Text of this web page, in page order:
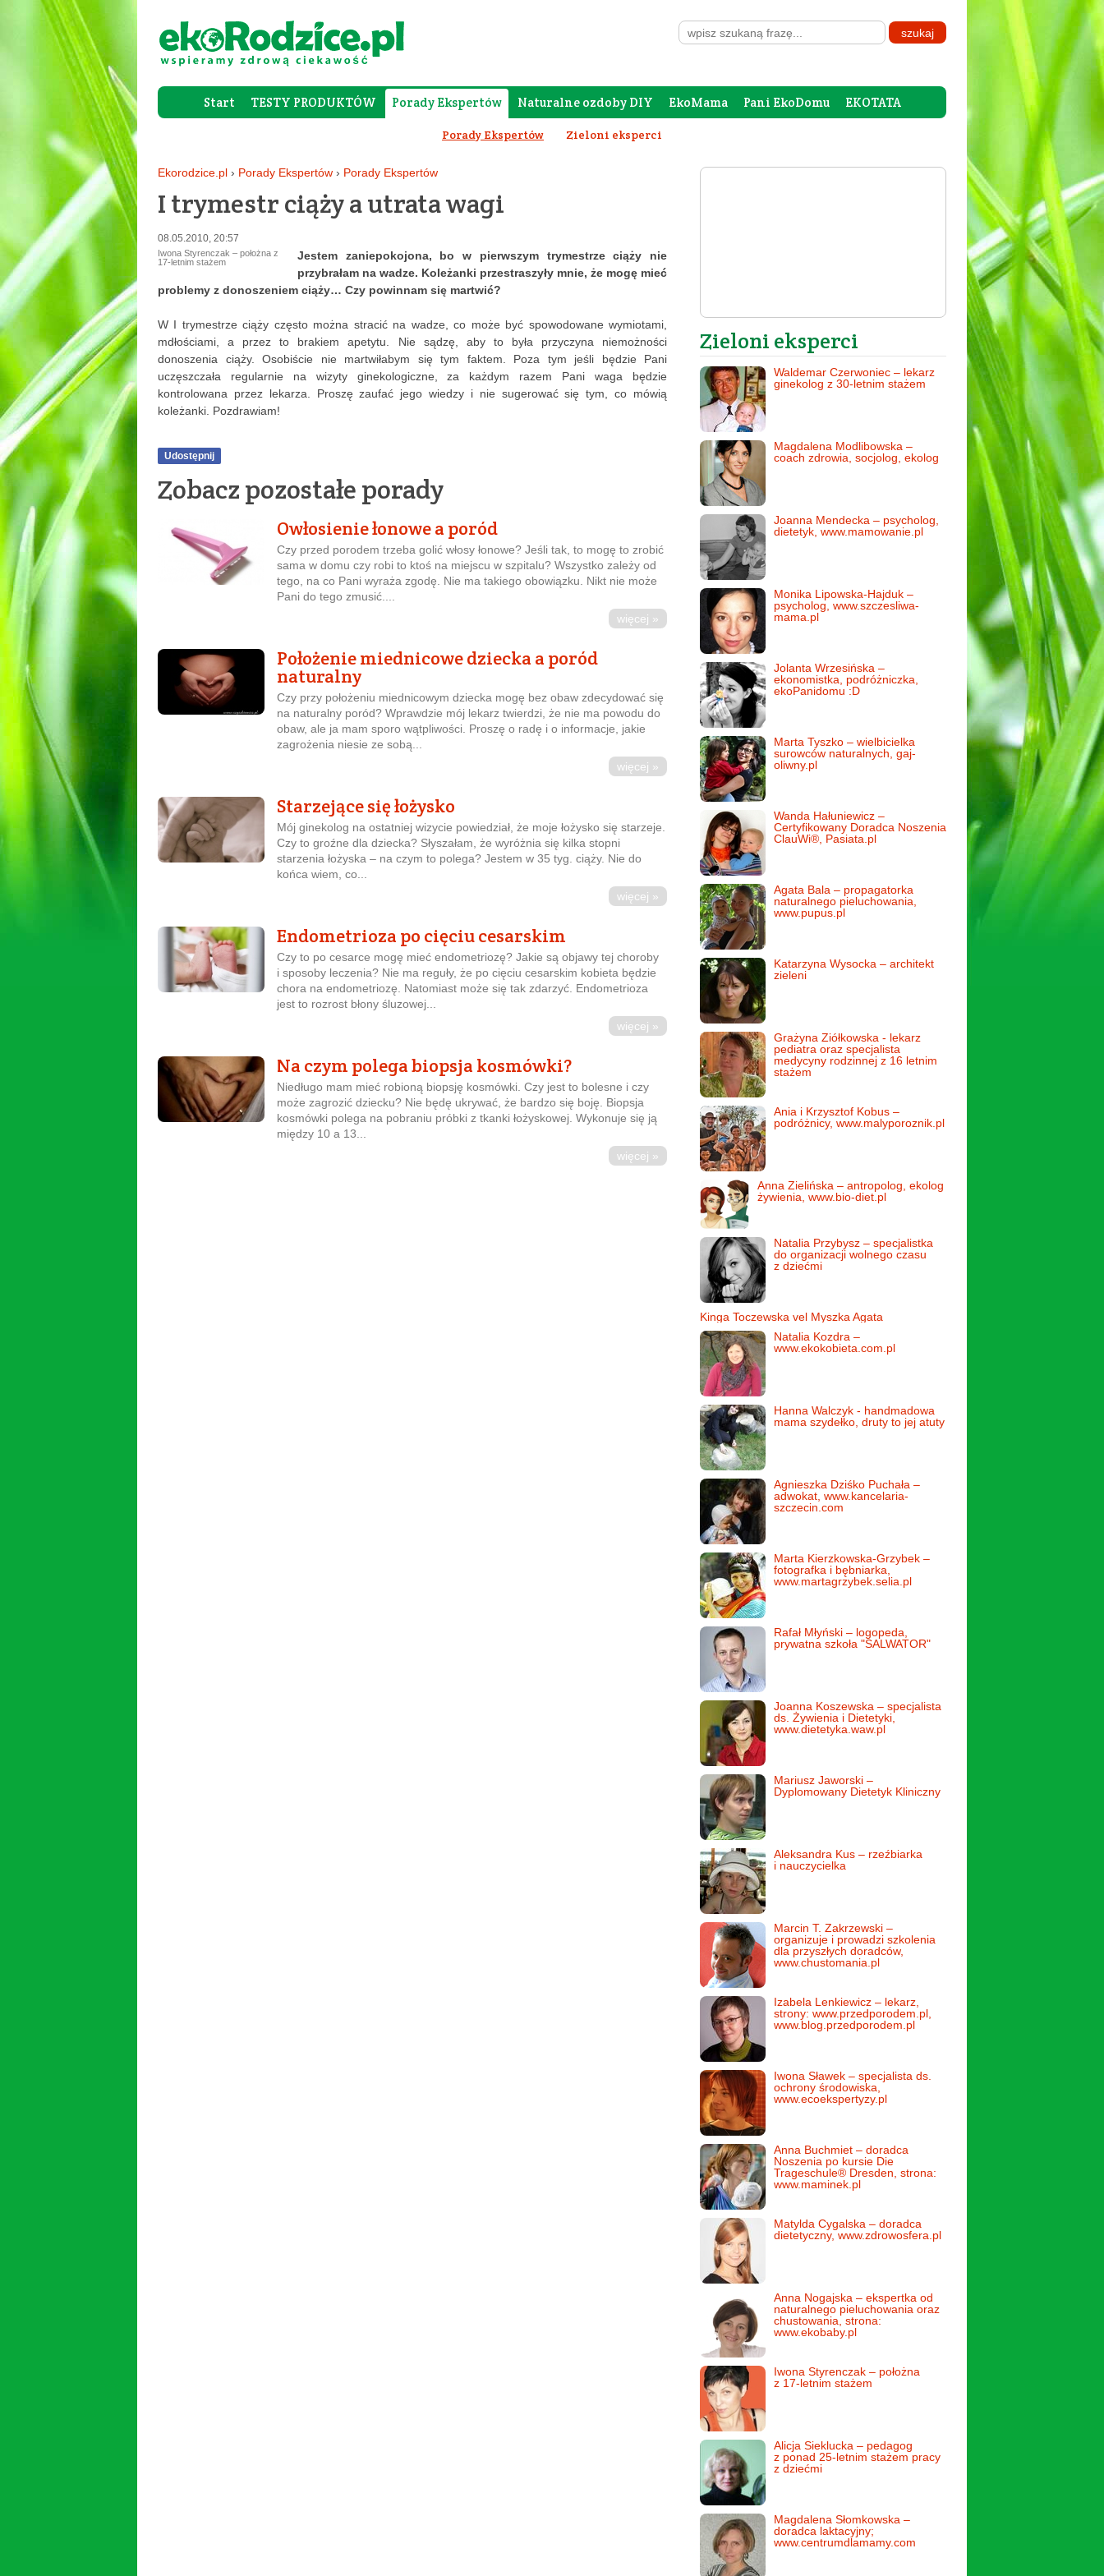
Start TESTY PRODUKTÓW Porady Ekspertów Naturalne ozdoby DIY EkoMama Pani EkoDomu EKOTATA
Forum Rodziców Galeria Szafing
Porady Ekspertów Zieloni eksperci
Ekorodzice.pl › Porady Ekspertów › Porady Ekspertów
I trymestr ciąży a utrata wagi
08.05.2010, 20:57
Iwona Styrenczak – położna z
17-letnim stażem
Jestem zaniepokojona, bo w pierwszym trymestrze ciąży nie
przybrałam na wadze. Koleżanki przestraszyły mnie, że mogę mieć
problemy z donoszeniem ciąży… Czy powinnam się martwić?
W I trymestrze ciąży często można stracić na wadze, co może być spowodowane wymiotami,
mdłościami, a przez to brakiem apetytu. Nie sądzę, aby to była przyczyna niemożności
donoszenia ciąży. Osobiście nie martwiłabym się tym faktem. Poza tym jeśli będzie Pani
uczęszczała regularnie na wizyty ginekologiczne, za każdym razem Pani waga będzie
kontrolowana przez lekarza. Proszę zaufać jego wiedzy i nie sugerować się tym, co mówią
koleżanki. Pozdrawiam!
Udostępnij
Zobacz pozostałe porady
Owłosienie łonowe a poród
Czy przed porodem trzeba golić włosy łonowe? Jeśli tak, to mogę to zrobić
sama w domu czy robi to ktoś na miejscu w szpitalu? Wszystko zależy od
tego, na co Pani wyraża zgodę. Nie ma takiego obowiązku. Nikt nie może
Pani do tego zmusić....
więcej »
Położenie miednicowe dziecka a poród
naturalny
Czy przy położeniu miednicowym dziecka mogę bez obaw zdecydować się
na naturalny poród? Wprawdzie mój lekarz twierdzi, że nie ma powodu do
obaw, ale ja mam sporo wątpliwości. Proszę o radę i o informacje, jakie
zagrożenia niesie ze sobą...
więcej »
Starzejące się łożysko
Mój ginekolog na ostatniej wizycie powiedział, że moje łożysko się starzeje.
Czy to groźne dla dziecka? Słyszałam, że wyróżnia się kilka stopni
starzenia łożyska – na czym to polega? Jestem w 35 tyg. ciąży. Nie do
końca wiem, co...
więcej »
Endometrioza po cięciu cesarskim
Czy to po cesarce mogę mieć endometriozę? Jakie są objawy tej choroby
i sposoby leczenia? Nie ma reguły, że po cięciu cesarskim kobieta będzie
chora na endometriozę. Natomiast może się tak zdarzyć. Endometrioza
jest to rozrost błony śluzowej...
więcej »
Na czym polega biopsja kosmówki?
Niedługo mam mieć robioną biopsję kosmówki. Czy jest to bolesne i czy
może zagrozić dziecku? Nie będę ukrywać, że bardzo się boję. Biopsja
kosmówki polega na pobraniu próbki z tkanki łożyskowej. Wykonuje się ją
między 10 a 13...
więcej »
Zieloni eksperci
Waldemar Czerwoniec – lekarz
ginekolog z 30-letnim stażem
Magdalena Modlibowska –
coach zdrowia, socjolog, ekolog
Joanna Mendecka – psycholog,
dietetyk, www.mamowanie.pl
Monika Lipowska-Hajduk –
psycholog, www.szczesliwa-
mama.pl
Jolanta Wrzesińska –
ekonomistka, podróżniczka,
ekoPanidomu :D
Marta Tyszko – wielbicielka
surowców naturalnych, gaj-
oliwny.pl
Wanda Hałuniewicz –
Certyfikowany Doradca Noszenia
ClauWi®, Pasiata.pl
Agata Bala – propagatorka
naturalnego pieluchowania,
www.pupus.pl
Katarzyna Wysocka – architekt
zieleni
Grażyna Ziółkowska - lekarz
pediatra oraz specjalista
medycyny rodzinnej z 16 letnim
stażem
Ania i Krzysztof Kobus –
podróżnicy, www.malyporoznik.pl
Anna Zielińska – antropolog, ekolog
żywienia, www.bio-diet.pl
Natalia Przybysz – specjalistka
do organizacji wolnego czasu
z dziećmi
Kinga Toczewska vel Myszka Agata
Natalia Kozdra –
www.ekokobieta.com.pl
Hanna Walczyk - handmadowa
mama szydełko, druty to jej atuty
Agnieszka Dziśko Puchała –
adwokat, www.kancelaria-
szczecin.com
Marta Kierzkowska-Grzybek –
fotografka i bębniarka,
www.martagrzybek.selia.pl
Rafał Młyński – logopeda,
prywatna szkoła "SALWATOR"
Joanna Koszewska – specjalista
ds. Żywienia i Dietetyki,
www.dietetyka.waw.pl
Mariusz Jaworski –
Dyplomowany Dietetyk Kliniczny
Aleksandra Kus – rzeźbiarka
i nauczycielka
Marcin T. Zakrzewski –
organizuje i prowadzi szkolenia
dla przyszłych doradców,
www.chustomania.pl
Izabela Lenkiewicz – lekarz,
strony: www.przedporodem.pl,
www.blog.przedporodem.pl
Iwona Sławek – specjalista ds.
ochrony środowiska,
www.ecoekspertyzy.pl
Anna Buchmiet – doradca
Noszenia po kursie Die
Trageschule® Dresden, strona:
www.maminek.pl
Matylda Cygalska – doradca
dietetyczny, www.zdrowosfera.pl
Anna Nogajska – ekspertka od
naturalnego pieluchowania oraz
chustowania, strona:
www.ekobaby.pl
Iwona Styrenczak – położna
z 17-letnim stażem
Alicja Sieklucka – pedagog
z ponad 25-letnim stażem pracy
z dziećmi
Magdalena Słomkowska –
doradca laktacyjny;
www.centrumdlamamy.com